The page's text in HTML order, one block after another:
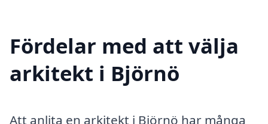
Fördelar med att välja
arkitekt i Björnö
Att anlita en arkitekt i Björnö har många